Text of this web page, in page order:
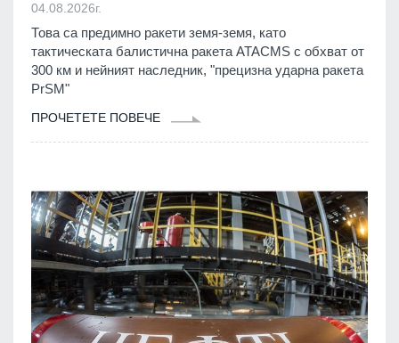
04.08.2026г.
Това са предимно ракети земя-земя, като
тактическата балистична ракета ATACMS с обхват от
300 км и нейният наследник, "прецизна ударна ракета
PrSM"
ПРОЧЕТЕТЕ ПОВЕЧЕ